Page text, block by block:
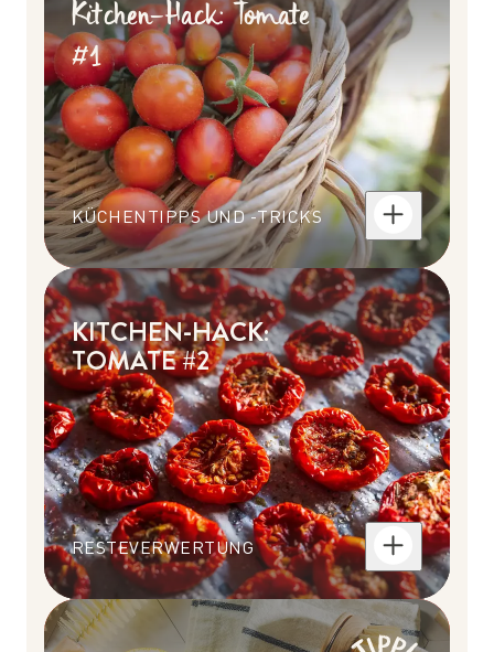
Kitchen-Hack: Tomate
#1
KÜCHENTIPPS UND -TRICKS
KITCHEN-HACK:
TOMATE #2
RESTEVERWERTUNG